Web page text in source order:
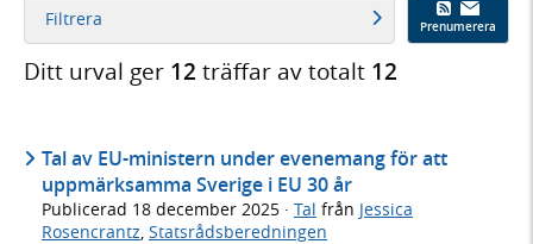
Filtrera Prenumerera
Ditt urval ger 12 träffar av totalt 12
Tal av EU-ministern under evenemang för att
uppmärksamma Sverige i EU 30 år
Publicerad 18 december 2025 · Tal från Jessica
Rosencrantz Statsrådsberedningen